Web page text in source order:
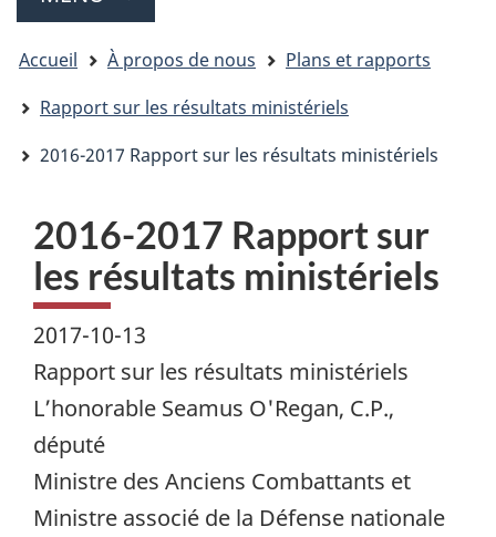
are
here
Accueil À propos de nous
Plans et rapports
Rapport sur les résultats ministériels
2016-2017 Rapport sur les résultats ministériels
2016-2017 Rapport sur
les résultats ministériels
2017-10-13
Rapport sur les résultats ministériels
L’honorable Seamus O'Regan, C.P.,
député
Ministre des Anciens Combattants et
Ministre associé de la Défense nationale